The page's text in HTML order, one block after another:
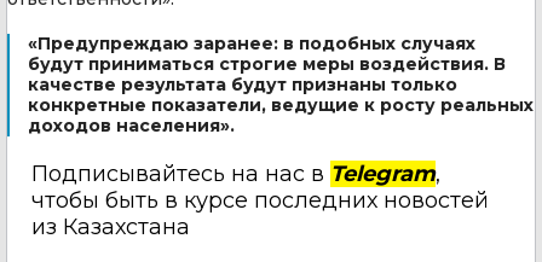
«Предупреждаю заранее: в подобных случаях
будут приниматься строгие меры воздействия. В
качестве результата будут признаны только
конкретные показатели, ведущие к росту реальных
доходов населения».
Подписывайтесь на нас в Telegram,
чтобы быть в курсе последних новостей
из Казахстана